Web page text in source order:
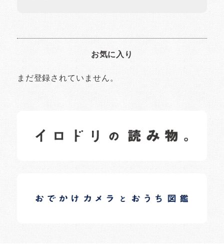
お気に入り
まだ登録されていません。
日常の様子など随時更新中です。
日常の様子など随時更新中です。